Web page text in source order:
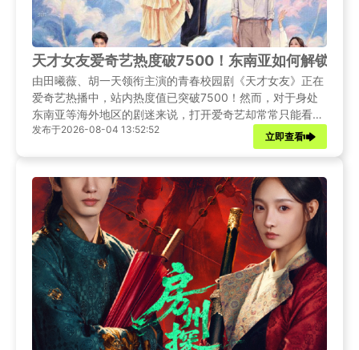
天才女友爱奇艺热度破7500！东南亚如何解锁地
由田曦薇、胡一天领衔主演的青春校园剧《天才女友》正在
爱奇艺热播中，站内热度值已突破7500！然而，对于身处
东南亚等海外地区的剧迷来说，打开爱奇艺却常常只能看
到"该地区暂不支持播放"的提示。本文将为你带来《天才女
友》的相关资讯，并给出东南亚解锁爱奇艺观看的实用教
发布于2026-08-04 13:52:52
立即查看